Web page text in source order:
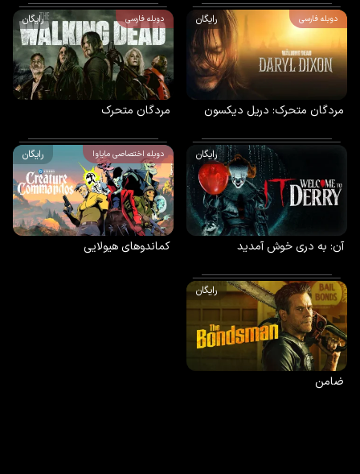
دوبله فارسی رایگان
مردگان متحرک: دریل دیکسون
دوبله فارسی رایگان
مردگان متحرک
رایگان
آن: به دری خوش آمدید
دوبله اختصاصی مایاوا رایگان
کماندوهای هیولایی
رایگان
ضامن